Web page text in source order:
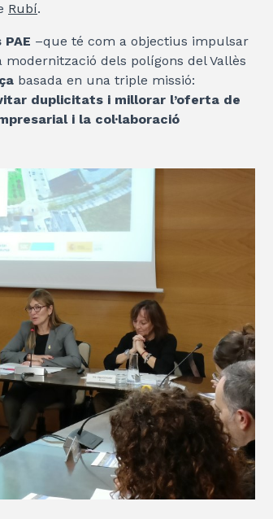
Rubí.
–que té com a objectius impulsar
dels polígons del Vallès
basada en una triple missió:
duplicitats i millorar l’oferta de
i la col·laboració